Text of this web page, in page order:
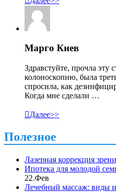
Марго Киев
Здравстуйте, прочла эту
колоноскопию, была
спросила, как
Когда мне сделали …
Далее>>
Полезное
Лазерная коррекция
Ипотека для молодой
22.Фев
Лечебный массаж: виды